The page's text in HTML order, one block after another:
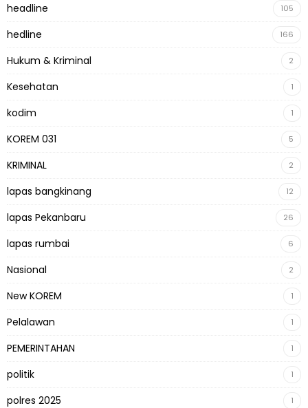
headline 105
hedline 166
Hukum & Kriminal 2
Kesehatan 1
kodim 1
KOREM 031 5
KRIMINAL 2
lapas bangkinang 12
lapas Pekanbaru 26
lapas rumbai 6
Nasional 2
New KOREM 1
Pelalawan 1
PEMERINTAHAN 1
politik 1
polres 2025 1